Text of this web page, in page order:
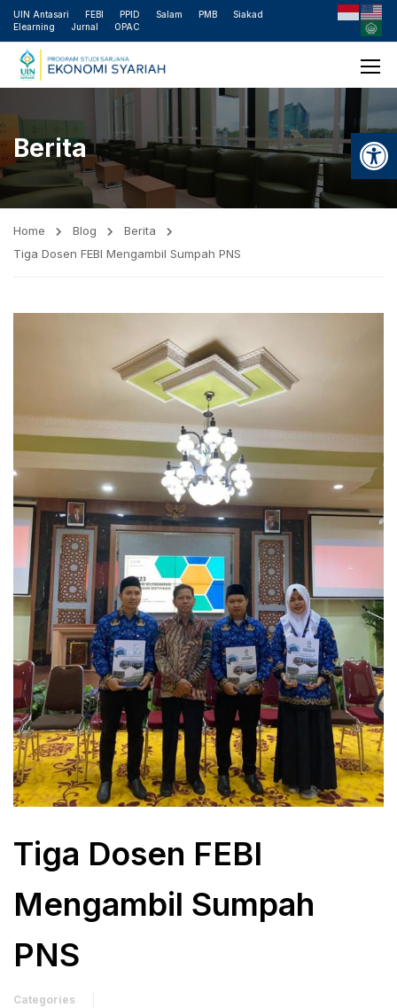
UIN Antasari FEBI PPID Salam PMB
Siakad
Elearning
Jurnal OPAC
Berita
Home Blog
Berita
Tiga Dosen FEBI Mengambil Sumpah PNS
Tiga Dosen FEBI
Mengambil Sumpah
PNS
Categories